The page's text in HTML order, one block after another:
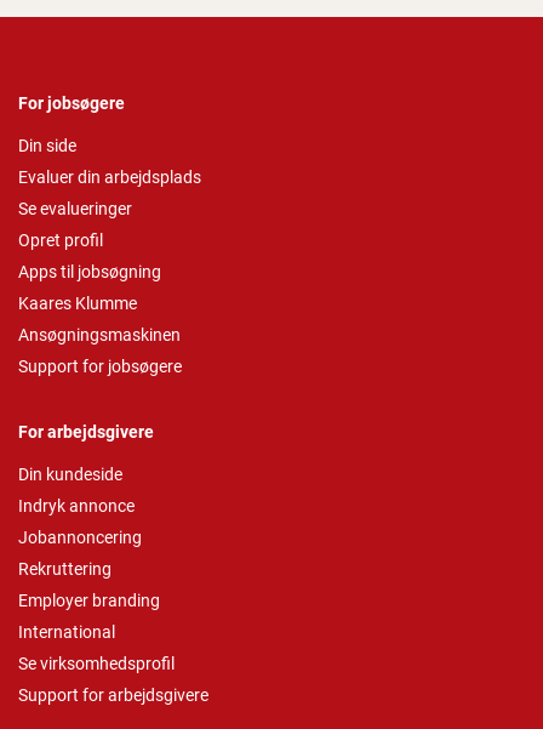
For jobsøgere
Din side
Evaluer din arbejdsplads
Se evalueringer
Opret profil
Apps til jobsøgning
Kaares Klumme
Ansøgningsmaskinen
Support for jobsøgere
For arbejdsgivere
Din kundeside
Indryk annonce
Jobannoncering
Rekruttering
Employer branding
International
Se virksomhedsprofil
Support for arbejdsgivere